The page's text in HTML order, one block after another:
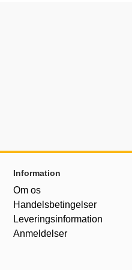
Sidefodsinhold
Information
Om os
Handelsbetingelser
Leveringsinformation
Anmeldelser